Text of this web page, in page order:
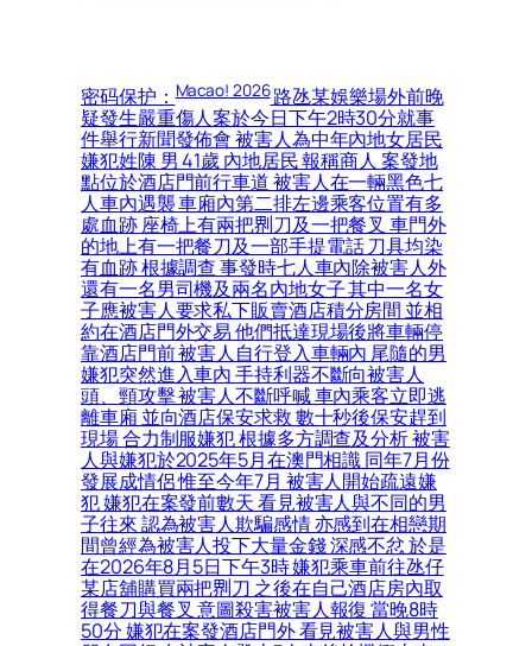
密码保护：Macao! 2026路氹某娛樂場外前晚
疑發生嚴重傷人案於今日下午2時30分就事
件舉行新聞發佈會 被害人為中年內地女居民
嫌犯姓陳 男 41歲 內地居民 報稱商人 案發地
點位於酒店門前行車道 被害人在一輛黑色七
人車內遇襲 車廂內第二排左邊乘客位置有多
處血跡 座椅上有兩把𠝹刀及一把餐叉 車門外
的地上有一把餐刀及一部手提電話 刀具均染
有血跡 根據調查 事發時七人車內除被害人外
還有一名男司機及兩名內地女子 其中一名女
子應被害人要求私下販賣酒店積分房間 並相
約在酒店門外交易 他們抵達現場後將車輛停
靠酒店門前 被害人自行登入車輛內 尾隨的男
嫌犯突然進入車內 手持利器不斷向被害人
頭、頸攻擊 被害人不斷呼喊 車內乘客立即逃
離車廂 並向酒店保安求救 數十秒後保安趕到
現場 合力制服嫌犯 根據多方調查及分析 被害
人與嫌犯於2025年5月在澳門相識 同年7月份
發展成情侶 惟至今年7月 被害人開始疏遠嫌
犯 嫌犯在案發前數天 看見被害人與不同的男
子往來 認為被害人欺騙感情 亦感到在相戀期
間曾經為被害人投下大量金錢 深感不忿 於是
在2026年8月5日下午3時 嫌犯乘車前往氹仔
某店舖購買兩把𠝹刀 之後在自己酒店房內取
得餐刀與餐叉 意圖殺害被害人報復 當晚8時
50分 嫌犯在案發酒店門外 看見被害人與男性